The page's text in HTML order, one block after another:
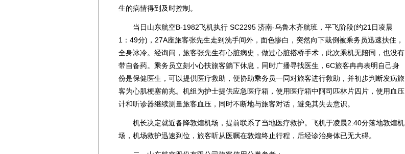
生的病情得到及时控制。
当日山东航空B-1982飞机执行 SC2295 济南-乌鲁木齐航班，平飞阶段(约21日凌晨
1：49分)，27A座旅客张先生走到洗手间外，面色惨白，突然向下栽倒被乘务员迅速扶住，
全身冰冷。经询问，旅客张先生有心脏病史，做过心脏搭桥手术，此次乘机无陪同，也没有
带自备药。乘务员立刻小心扶旅客躺下休息，同时广播寻找医生，6C旅客冉冉表明自己身
份是保健医生，可以提供医疗救助，便协助乘务员一同对旅客进行救助，并初步判断发病旅
客为心肌梗塞前兆。机组为护士提供应急医疗箱，使用医疗箱中阿司匹林片四片，使用血压
计和听诊器继续测量旅客血压，同时不断地与旅客对话，避免其失去意识。
机长决定就近备降敦煌机场，提前联系了当地医疗救护。飞机于凌晨2:40分落地敦煌机
场，机场救护迅速到位，旅客听从医嘱在敦煌终止行程，后经诊治身体已无大碍。